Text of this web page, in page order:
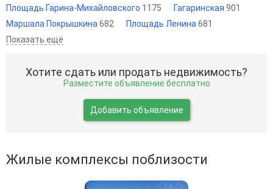
Площадь Гарина-Михайловского 1175 Гагаринская 901
Маршала Покрышкина 682 Площадь Ленина 681
Показать ещё
Хотите сдать или продать недвижимость?
Разместите объявление бесплатно
Добавить объявление
Жилые комплексы поблизости